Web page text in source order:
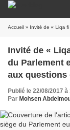
Accueil » Invité de « Liqa fi Europa » Al Hiwar TV au siège du
Invité de «
du Parlement
aux questions
Mr Ali Benflis
patrie
Publié le 22/08/2017 à
Par Mohsen